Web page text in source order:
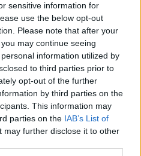
sensitive information for
use the below opt-out
Please note that after your
may continue seeing
information utilized by
to third parties prior to
opt-out of the further
by third parties on the
This information may
parties on the IAB’s List of
may further disclose it to other
nem tűnik elsőre túl
mégis sikerül minden